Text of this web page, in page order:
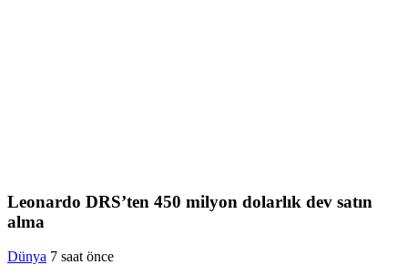
Leonardo DRS’ten 450 milyon dolarlık dev satın
alma
Dünya 7 saat önce